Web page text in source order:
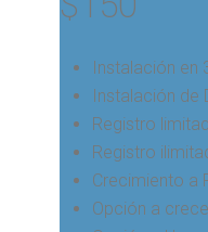
Instalación en
Instalación de
Registro
Registro
Crecimiento a
Opción a